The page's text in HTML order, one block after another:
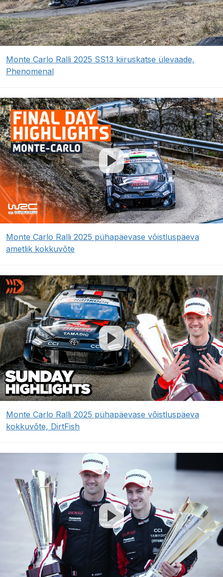
Monte Carlo Ralli 2025 SS13 kiiruskatse ülevaade,
Phenomenal
Monte Carlo Ralli 2025 pühapäevase võistluspäeva
ametlik kokkuvõte
Monte Carlo Ralli 2025 pühapäevase võistluspäeva
kokkuvõte, DirtFish